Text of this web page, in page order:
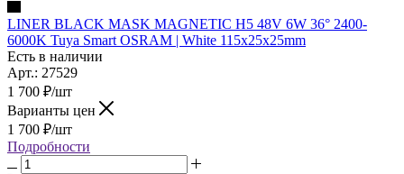
LINER BLACK MASK MAGNETIC Н5 48V 6W 36° 2400-
6000K Tuya Smart OSRAM | White 115х25х25mm
Есть в наличии
Арт.: 27529
1 700 ₽/шт
Варианты цен
1 700 ₽/шт
Подробности